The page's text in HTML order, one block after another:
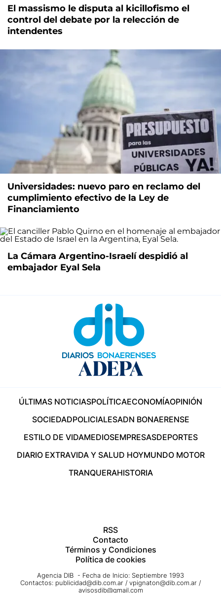
El massismo le disputa al kicillofismo el
control del debate por la relección de
intendentes
Universidades: nuevo paro en reclamo del
cumplimiento efectivo de la Ley de
Financiamiento
La Cámara Argentino-Israelí despidió al
embajador Eyal Sela
ÚLTIMAS NOTICIASPOLÍTICAECONOMÍAOPINIÓN
SOCIEDADPOLICIALESADN BONAERENSE
ESTILO DE VIDAMEDIOSEMPRESASDEPORTES
DIARIO EXTRAVIDA Y SALUD HOYMUNDO MOTOR
TRANQUERAHISTORIA
RSS
Contacto
Términos y Condiciones
Política de cookies
Agencia DIB - Fecha de Inicio: Septiembre 1993
Contactos: publicidad@dib.com.ar / vpignaton@dib.com.ar /
avisosdib@gmail.com